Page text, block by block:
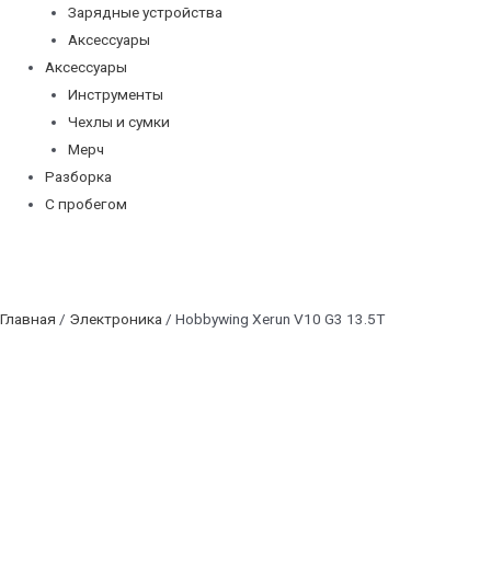
Зарядные устройства
Аксессуары
Аксессуары
Инструменты
Чехлы и сумки
Мерч
Разборка
С пробегом
Главная / Электроника / Hobbywing Xerun V10 G3 13.5T